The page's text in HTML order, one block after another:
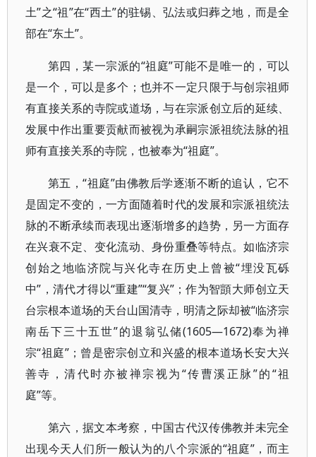
土”之“祖”在“西土”的驻锡、弘法或归葬之地，而是全
部在“东土”。
第四，某一宗派的“祖庭”可能不是唯一的，可以
是一个，可以是多个；也并不一定只限于与创宗祖师
有直接关系的寺院或道场，与在宗派创立后的延续、
发展中作出重要贡献而被视为承嗣宗派祖统法脉的祖
师有直接关系的寺院，也被奉为“祖庭”。
第五，“祖庭”由佛教后学逐渐不断的追认，它不
是固定不变的，一方面随着时代的发展和宗派祖统法
脉的不断承续而表现出逐渐增多的趋势，另一方面存
在兴衰不定、变化流动、身份重叠等特点。如临济宗
创始之地临济院与兴化寺在历史上曾被“埋没瓦砾
中”，清代才得以“重建”“复兴”；作为智顗大师创立天
台宗根本道场的天台山国清寺，明清之际却被“临济宗
南岳下三十五世”的退翁弘储(1605—1672)奉为禅
宗“祖庭”；曾是密宗创立和兴盛的根本道场长安大兴
善寺，清代时亦被禅宗视为“传曹溪正脉”的“祖
庭”等。
第六，据文本考察，中国古代汉传佛教并未完全
出现今天人们所一般认为的八个宗派的“祖庭”，而主